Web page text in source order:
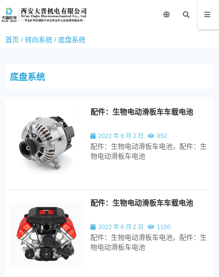
首页 /转向系统 / 底盘系统
底盘系统
配件：生物电动滑板车车载电池
2022 年 6 月 2 日 852
配件：生物电动滑板车电池，配件：生
物电动滑板车电池
配件：生物电动滑板车车载电池
2022 年 6 月 2 日 1150
配件：生物电动滑板车电池，配件：生
物电动滑板车电池